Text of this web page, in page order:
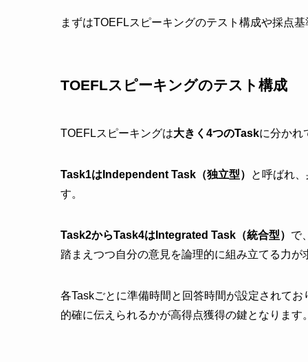
まずはTOEFLスピーキングのテスト構成や採点
TOEFLスピーキングのテスト構成
TOEFLスピーキングは大きく4つのTaskに分かれ
Task1はIndependent Task（独立型）
と呼ばれ
す。
Task2からTask4はIntegrated Task（統合型） で
踏まえつつ自分の意見を論理的に組み立てる力が
各Taskごとに準備時間と回答時間が設定されて
的確に伝えられるかが高得点獲得の鍵となりま